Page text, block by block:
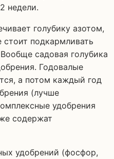
недели.
голубику азотом,
подкармливать
садовая голубика
Годовалые
а потом каждый год
(лучше
удобрения
содержат
удобрений (фосфор,